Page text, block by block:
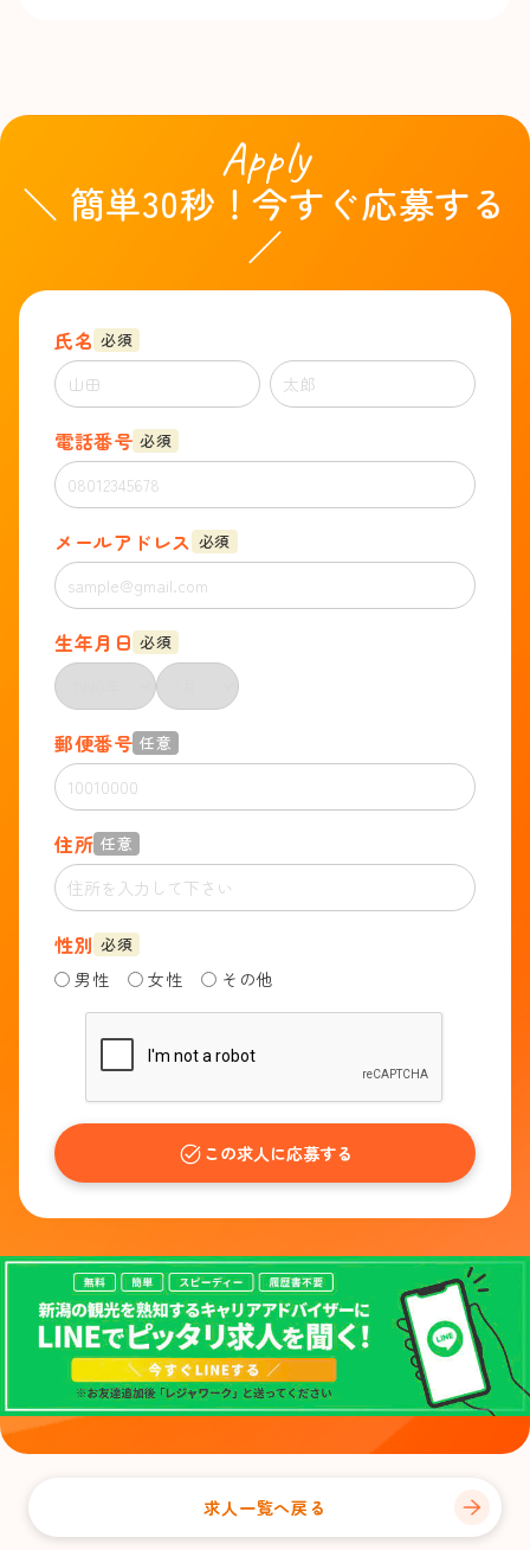
Apply
＼ 簡単30秒！今すぐ応募する
／
氏名 必須
電話番号 必須
メールアドレス 必須
生年月日 必須
郵便番号 任意
住所 任意
性別 必須
男性 女性 その他
この求人に応募する
求人一覧へ戻る